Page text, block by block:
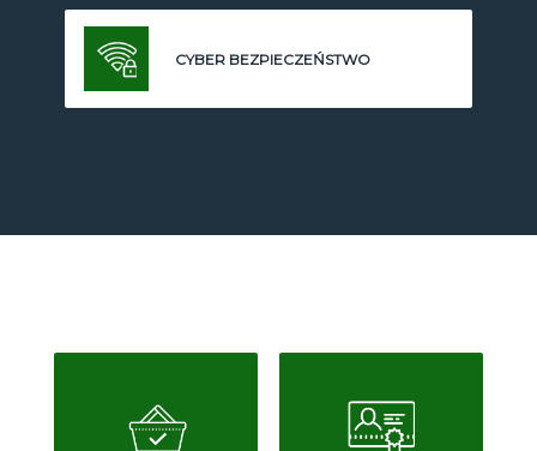
CYBER BEZPIECZEŃSTWO